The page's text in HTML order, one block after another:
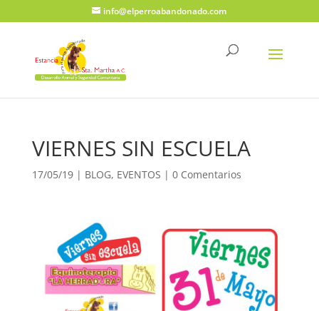
info@elperroabandonado.com
VIERNES SIN ESCUELA
17/05/19| BLOG, EVENTOS | 0 Comentarios